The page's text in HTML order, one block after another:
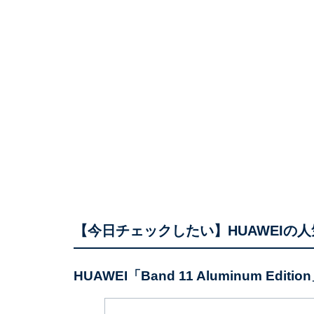
【今日チェックしたい】HUAWEIの
HUAWEI「Band 11 Aluminum Edition